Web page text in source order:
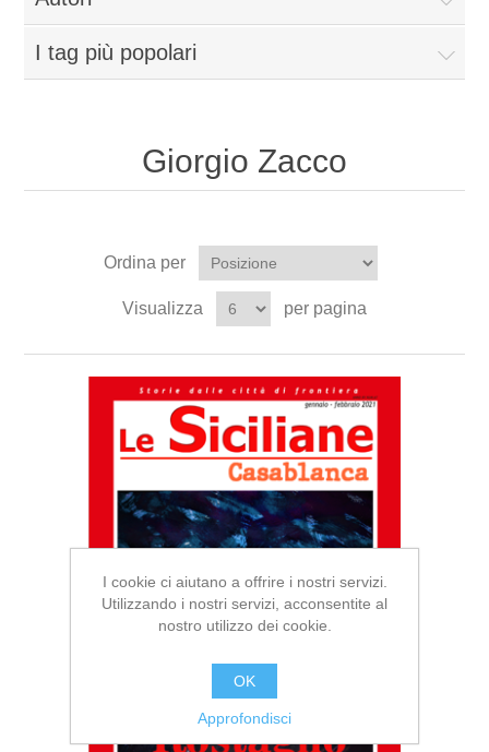
I tag più popolari
Giorgio Zacco
Ordina per
Visualizza per pagina
I cookie ci aiutano a offrire i nostri servizi.
Utilizzando i nostri servizi, acconsentite al
nostro utilizzo dei cookie.
OK
Approfondisci